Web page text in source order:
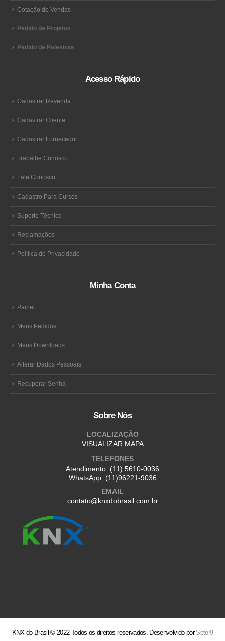
Cotação de Vendas
Pedido de Projetos
Pedido de Palestras
Acesso Rápido
Cadastrar Revenda
Cadastrar Cliente
Cadastrar Fornecedor
Trabalhe Conosco
Fale Conosco
Cadastro Para Cursos
Suporte Técnico
Reclamações
Política de Privacidade
Minha Conta
Painel
Meus Pedidos
Meus Downloads
Alterar Dados Pessoais
Recuperar Senha
Sobre Nós
LOCALIZAÇÃO
VISUALIZAR MAPA
TELEFONES
Atendimento: (11) 5610-0036
WhatsApp: (11)96221-9036
EMAIL
contato@knxdobrasil.com.br
KNX do Brasil © 2022 Todos os direitos reservados. Desenvolvido porSetor9